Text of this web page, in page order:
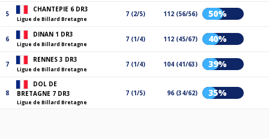
5
CHANTEPIE 6 DR3
Ligue de Billard Bretagne
7 (2/5) 112 (56/56) 50%
6
DINAN 1 DR3
Ligue de Billard Bretagne
7 (1/4) 112 (45/67) 40%
7
RENNES 3 DR3
Ligue de Billard Bretagne
7 (1/4) 104 (41/63) 39%
8
DOL DE
BRETAGNE 7 DR3
Ligue de Billard Bretagne
7 (1/5) 96 (34/62) 35%